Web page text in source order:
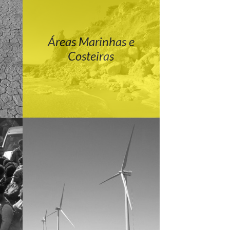
Áreas Marinhas e
Costeiras